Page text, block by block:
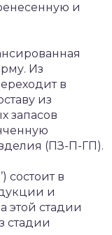
и
Из
в
из
запасов
(ПЗ-П-ГП).
состоит в
и
этой стадии
стадии